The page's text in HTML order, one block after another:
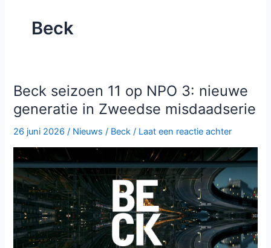
Beck
Beck seizoen 11 op NPO 3: nieuwe
generatie in Zweedse misdaadserie
26 juni 2026/ Nieuws / Beck / Laat een reactie achter